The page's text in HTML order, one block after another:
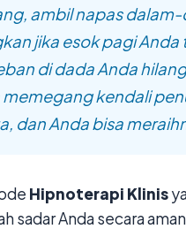
ambil napas
jika esok pagi
di dada Anda
memegang kendali
dan Anda bisa
Hipnoterapi Klinis
sadar Anda secara